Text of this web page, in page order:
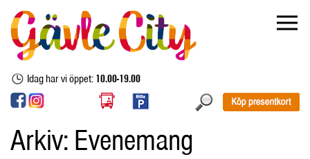
Idag har vi öppet:10.00-19.00
Arkiv: Evenemang